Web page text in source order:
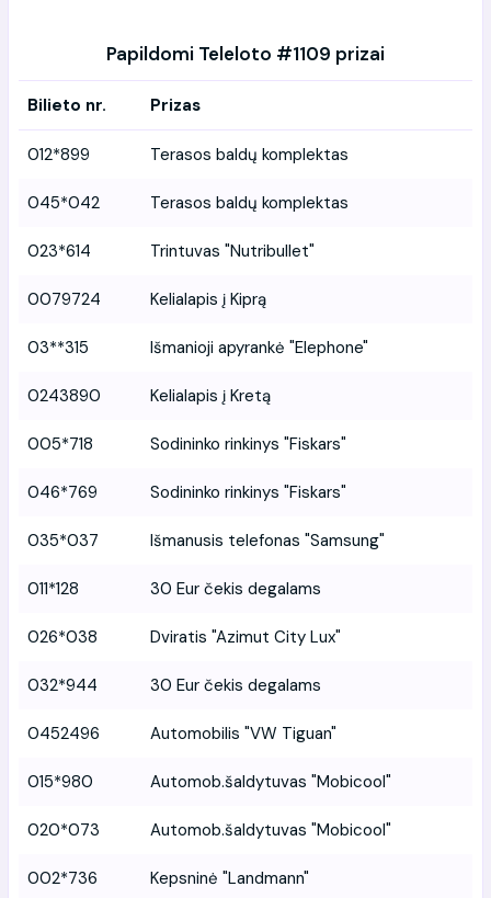
Papildomi Teleloto #1109 prizai
Bilieto nr. Prizas
012*899 Terasos baldų komplektas
045*042 Terasos baldų komplektas
023*614 Trintuvas "Nutribullet"
0079724 Kelialapis į Kiprą
03**315 Išmanioji apyrankė "Elephone"
0243890 Kelialapis į Kretą
005*718 Sodininko rinkinys "Fiskars"
046*769 Sodininko rinkinys "Fiskars"
035*037 Išmanusis telefonas "Samsung"
011*128 30 Eur čekis degalams
026*038 Dviratis "Azimut City Lux"
032*944 30 Eur čekis degalams
0452496 Automobilis "VW Tiguan"
015*980 Automob.šaldytuvas "Mobicool"
020*073 Automob.šaldytuvas "Mobicool"
002*736 Kepsninė "Landmann"